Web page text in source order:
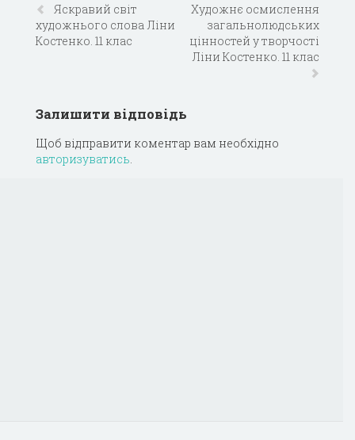
Яскравий світ
художнього слова Ліни
Костенко. 11 клас
Художнє осмислення
загальнолюдських
цінностей у творчості
Ліни Костенко. 11 клас
Залишити відповідь
Щоб відправити коментар вам необхідно
авторизуватись.